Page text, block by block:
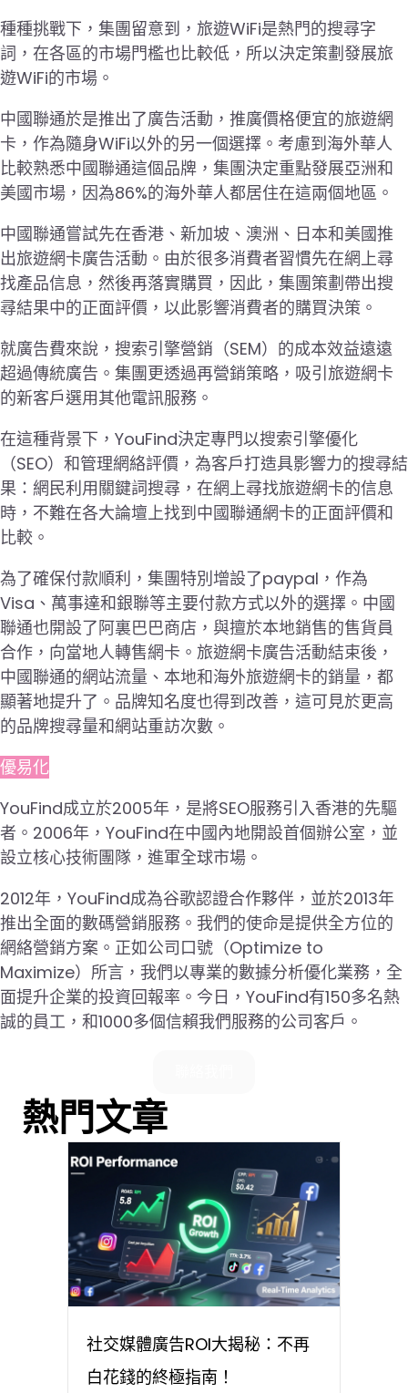
種種挑戰下，集團留意到，旅遊WiFi是熱門的搜尋字
詞，在各區的市場門檻也比較低，所以決定策劃發展旅
遊WiFi的市場。
中國聯通於是推出了廣告活動，推廣價格便宜的旅遊網
卡，作為隨身WiFi以外的另一個選擇。考慮到海外華人
比較熟悉中國聯通這個品牌，集團決定重點發展亞洲和
美國市場，因為86%的海外華人都居住在這兩個地區。
中國聯通嘗試先在香港、新加坡、澳洲、日本和美國推
出旅遊網卡廣告活動。由於很多消費者習慣先在網上尋
找產品信息，然後再落實購買，因此，集團策劃帶出搜
尋結果中的正面評價，以此影響消費者的購買決策。
就廣告費來說，搜索引擎營銷（SEM）的成本效益遠遠
超過傳統廣告。集團更透過再營銷策略，吸引旅遊網卡
的新客戶選用其他電訊服務。
在這種背景下，YouFind決定專門以搜索引擎優化
（SEO）和管理網絡評價，為客戶打造具影響力的搜尋結
果：網民利用關鍵詞搜尋，在網上尋找旅遊網卡的信息
時，不難在各大論壇上找到中國聯通網卡的正面評價和
比較。
為了確保付款順利，集團特別增設了paypal，作為
Visa、萬事達和銀聯等主要付款方式以外的選擇。中國
聯通也開設了阿裏巴巴商店，與擅於本地銷售的售貨員
合作，向當地人轉售網卡。旅遊網卡廣告活動結束後，
中國聯通的網站流量、本地和海外旅遊網卡的銷量，都
顯著地提升了。品牌知名度也得到改善，這可見於更高
的品牌搜尋量和網站重訪次數。
優易化
YouFind成立於2005年，是將SEO服務引入香港的先驅
者。2006年，YouFind在中國內地開設首個辦公室，並
設立核心技術團隊，進軍全球市場。
2012年，YouFind成為谷歌認證合作夥伴，並於2013年
推出全面的數碼營銷服務。我們的使命是提供全方位的
網絡營銷方案。正如公司口號（Optimize to
Maximize）所言，我們以專業的數據分析優化業務，全
面提升企業的投資回報率。今日，YouFind有150多名熱
誠的員工，和1000多個信賴我們服務的公司客戶。
熱門文章
社交媒體廣告ROI大揭秘：不再
白花錢的終極指南！